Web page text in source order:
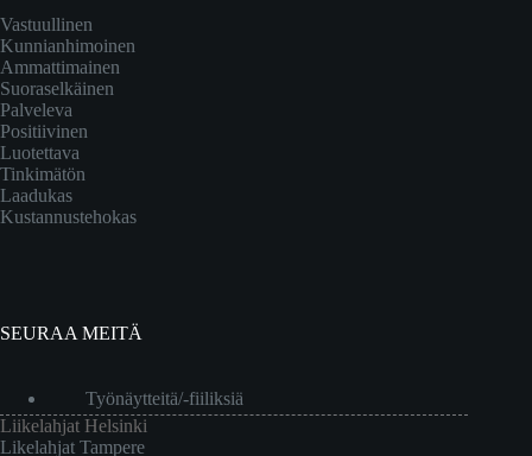
Vastuullinen
Kunnianhimoinen
Ammattimainen
Suoraselkäinen
Palveleva
Positiivinen
Luotettava
Tinkimätön
Laadukas
Kustannustehokas
SEURAA MEITÄ
Työnäytteitä/-fiiliksiä
Liikelahjat Helsinki
Likelahjat Tampere